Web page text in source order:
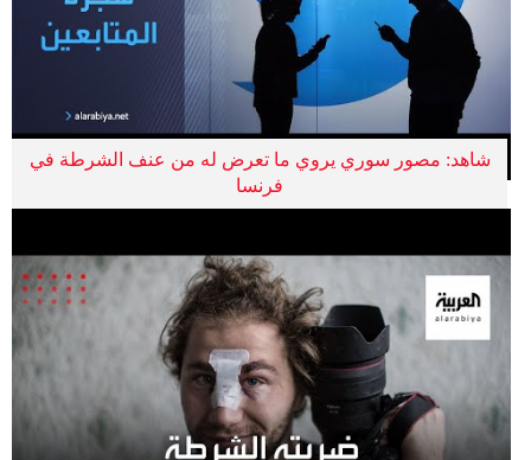
شاهد: مصور سوري يروي ما تعرض له من عنف الشرطة في
فرنسا